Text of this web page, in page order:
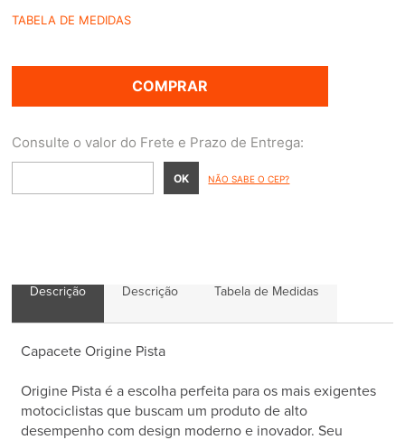
TABELA DE MEDIDAS
COMPRAR
NÃO SABE O CEP?
Descrição Descrição Tabela de Medidas
Capacete Origine Pista
Origine Pista é a escolha perfeita para os mais exigentes
motociclistas que buscam um produto de alto
desempenho com design moderno e inovador. Seu